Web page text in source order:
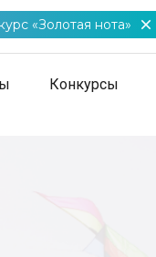
«Золотая нота»
Конкурсы